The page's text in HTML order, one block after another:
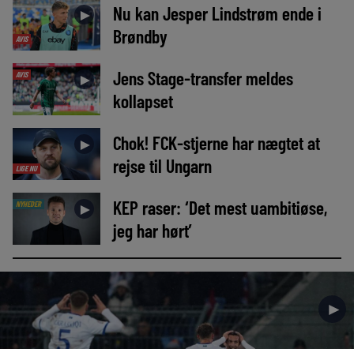
AVIS
►
Nu kan Jesper Lindstrøm ende i
Brøndby
AVIS ►
Jens Stage-transfer meldes
kollapset
LIGE NU
►
Chok! FCK-stjerne har nægtet at
rejse til Ungarn
NYHEDER ►
KEP raser: ‘Det mest uambitiøse,
jeg har hørt’
►